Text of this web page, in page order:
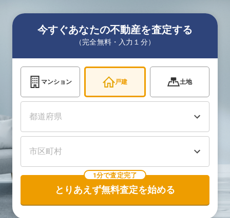
今すぐあなたの不動産を査定する
（完全無料・入力１分）
マンション 戸建 土地
1分で査定完了
とりあえず無料査定を始める